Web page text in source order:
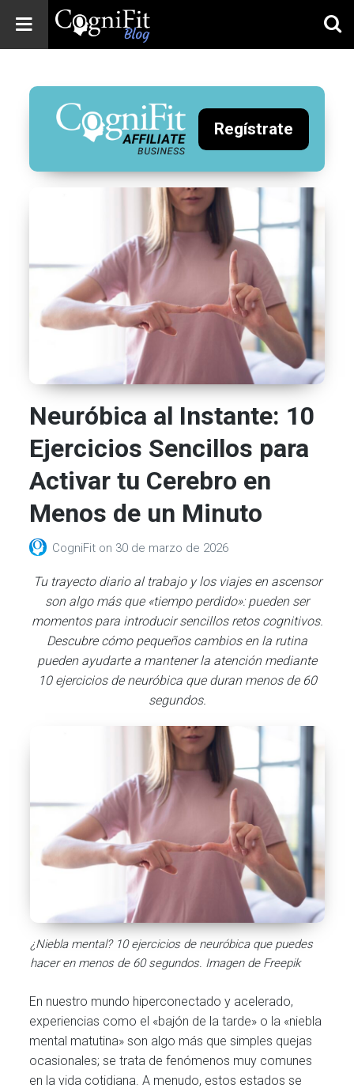
Blog: Brain
Health
News
Brain Training,
Mental Health, and
Wellness
Regístrate
Neuróbica al Instante: 10
Ejercicios Sencillos para
Activar tu Cerebro en
Menos de un Minuto
CogniFit on 30 de marzo de 2026
Tu trayecto diario al trabajo y los viajes en ascensor
son algo más que «tiempo perdido»: pueden ser
momentos para introducir sencillos retos cognitivos.
Descubre cómo pequeños cambios en la rutina
pueden ayudarte a mantener la atención mediante
10 ejercicios de neuróbica que duran menos de 60
segundos.
¿Niebla mental? 10 ejercicios de neuróbica que puedes
hacer en menos de 60 segundos. Imagen de Freepik
En nuestro mundo hiperconectado y acelerado,
experiencias como el «bajón de la tarde» o la «niebla
mental matutina» son algo más que simples quejas
ocasionales; se trata de fenómenos muy comunes
en la vida cotidiana. A menudo, estos estados se